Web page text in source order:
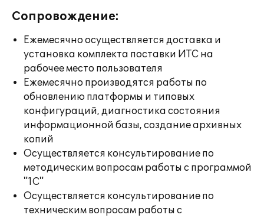
Сопровождение:
Ежемесячно осуществляется доставка и
установка комплекта поставки ИТС на
рабочее место пользователя
Ежемесячно производятся работы по
обновлению платформы и типовых
конфигураций, диагностика состояния
информационной базы, создание архивных
копий
Осуществляется консультирование по
методическим вопросам работы с программой
"1С"
Осуществляется консультирование по
техническим вопросам работы с